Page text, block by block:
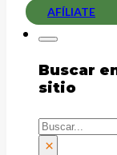
AFÍLIATE
Buscar
sitio
Buscar
×
Ocio